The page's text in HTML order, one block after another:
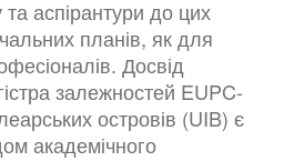
аспірантури до цих
планів, як для
Досвід
залежностей EUPC-
островів (UIB) є
академічного